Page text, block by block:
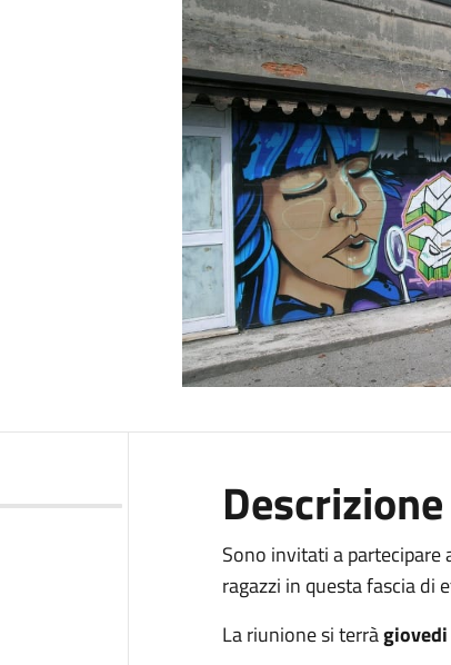
Descrizione
Sono invitati a
ragazzi in questa fascia di
La riunione si terrà